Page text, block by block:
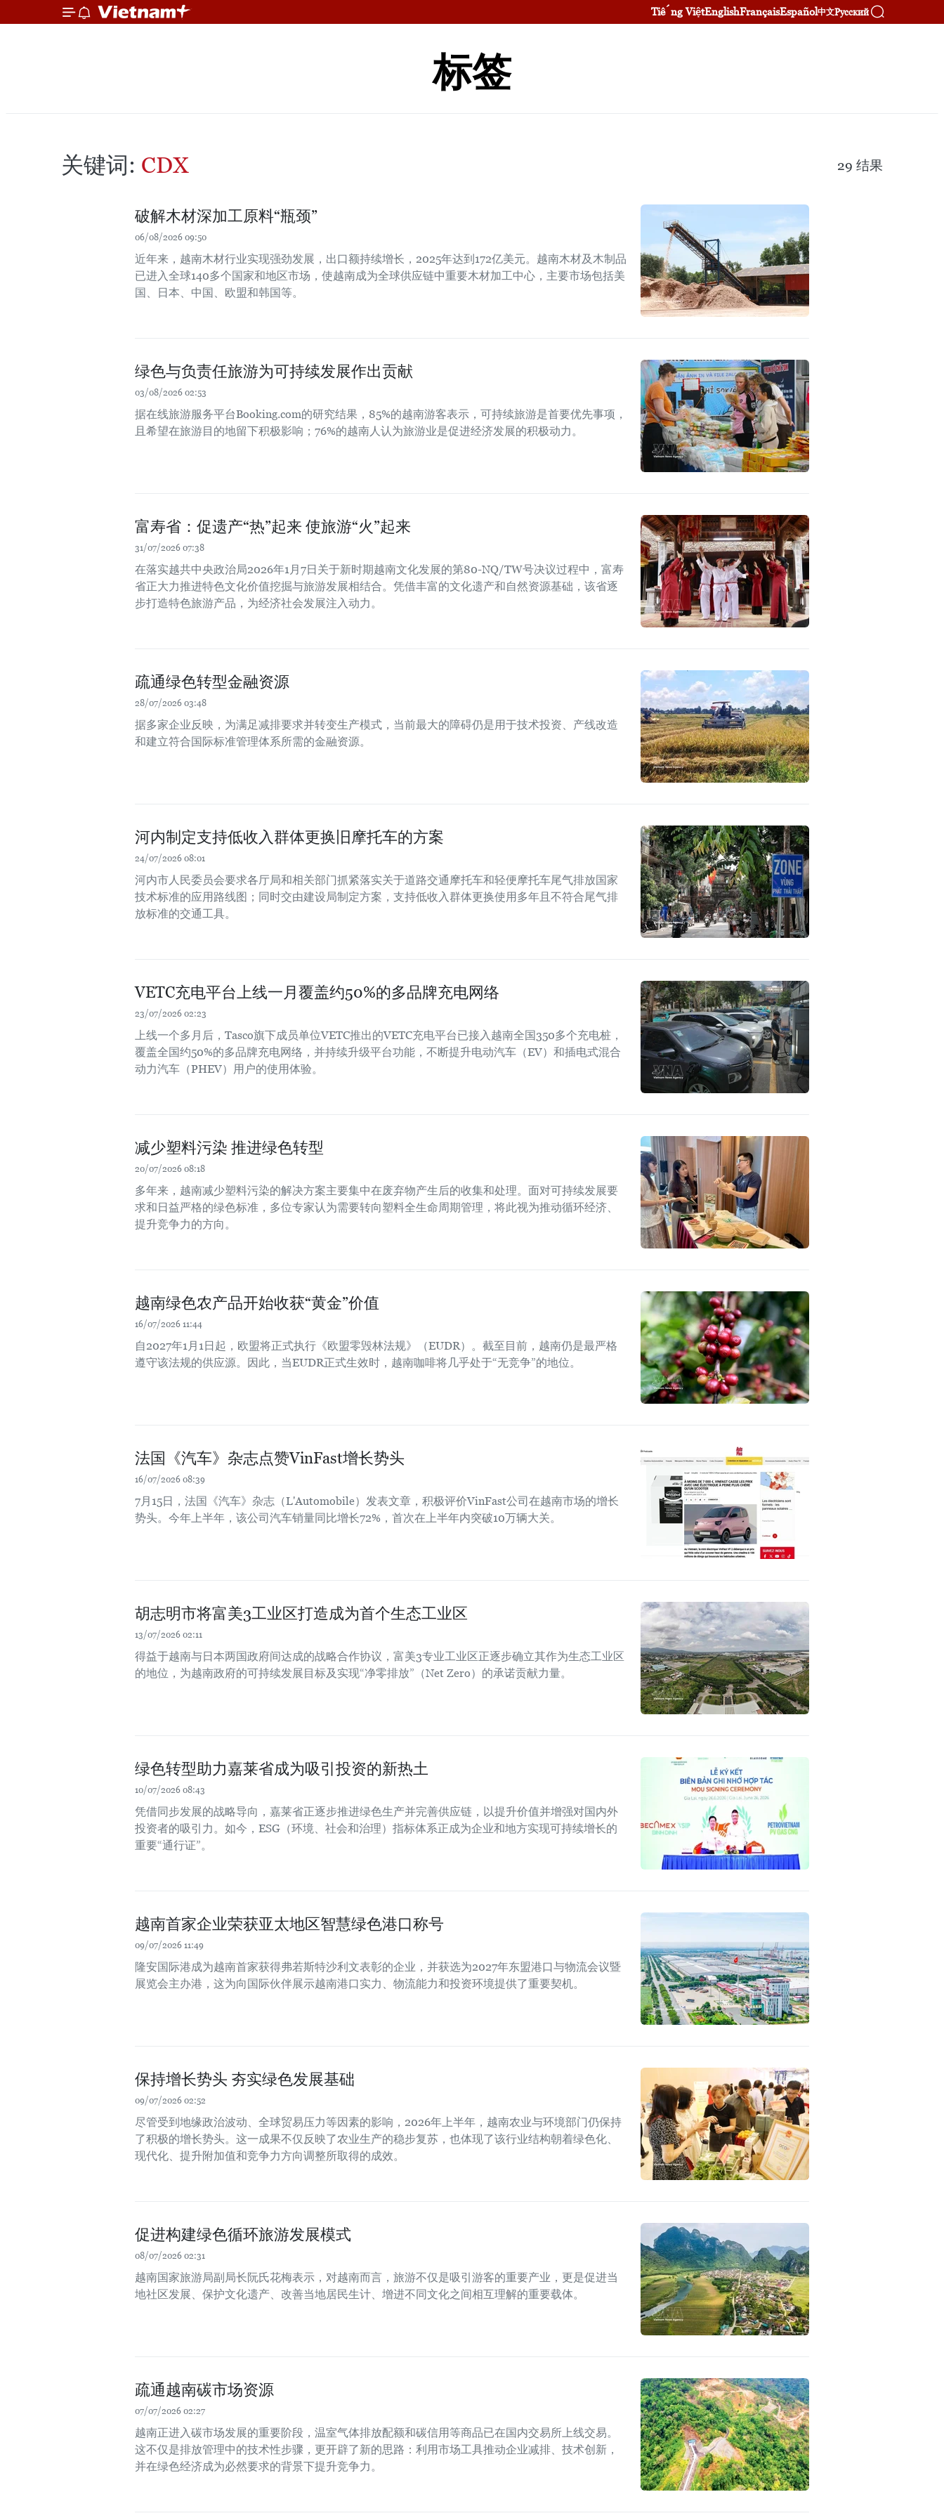
Tiếng ViệtEnglishFrançaisEspañol中文Русский
标签
关键词: CDX 29 结果
破解木材深加工原料“瓶颈”
06/08/2026 09:50
近年来，越南木材行业实现强劲发展，出口额持续增长，2025年达到172亿美元。越南木材及木制品
已进入全球140多个国家和地区市场，使越南成为全球供应链中重要木材加工中心，主要市场包括美
国、日本、中国、欧盟和韩国等。
绿色与负责任旅游为可持续发展作出贡献
03/08/2026 02:53
据在线旅游服务平台Booking.com的研究结果，85%的越南游客表示，可持续旅游是首要优先事项，
且希望在旅游目的地留下积极影响；76%的越南人认为旅游业是促进经济发展的积极动力。
富寿省：促遗产“热”起来 使旅游“火”起来
31/07/2026 07:38
在落实越共中央政治局2026年1月7日关于新时期越南文化发展的第80-NQ/TW号决议过程中，富寿
省正大力推进特色文化价值挖掘与旅游发展相结合。凭借丰富的文化遗产和自然资源基础，该省逐
步打造特色旅游产品，为经济社会发展注入动力。
疏通绿色转型金融资源
28/07/2026 03:48
据多家企业反映，为满足减排要求并转变生产模式，当前最大的障碍仍是用于技术投资、产线改造
和建立符合国际标准管理体系所需的金融资源。
河内制定支持低收入群体更换旧摩托车的方案
24/07/2026 08:01
河内市人民委员会要求各厅局和相关部门抓紧落实关于道路交通摩托车和轻便摩托车尾气排放国家
技术标准的应用路线图；同时交由建设局制定方案，支持低收入群体更换使用多年且不符合尾气排
放标准的交通工具。
VETC充电平台上线一月覆盖约50%的多品牌充电网络
23/07/2026 02:23
上线一个多月后，Tasco旗下成员单位VETC推出的VETC充电平台已接入越南全国350多个充电桩，
覆盖全国约50%的多品牌充电网络，并持续升级平台功能，不断提升电动汽车（EV）和插电式混合
动力汽车（PHEV）用户的使用体验。
减少塑料污染 推进绿色转型
20/07/2026 08:18
多年来，越南减少塑料污染的解决方案主要集中在废弃物产生后的收集和处理。面对可持续发展要
求和日益严格的绿色标准，多位专家认为需要转向塑料全生命周期管理，将此视为推动循环经济、
提升竞争力的方向。
越南绿色农产品开始收获“黄金”价值
16/07/2026 11:44
自2027年1月1日起，欧盟将正式执行《欧盟零毁林法规》（EUDR）。截至目前，越南仍是最严格
遵守该法规的供应源。因此，当EUDR正式生效时，越南咖啡将几乎处于“无竞争”的地位。
法国《汽车》杂志点赞VinFast增长势头
16/07/2026 08:39
7月15日，法国《汽车》杂志（L'Automobile）发表文章，积极评价VinFast公司在越南市场的增长
势头。今年上半年，该公司汽车销量同比增长72%，首次在上半年内突破10万辆大关。
胡志明市将富美3工业区打造成为首个生态工业区
13/07/2026 02:11
得益于越南与日本两国政府间达成的战略合作协议，富美3专业工业区正逐步确立其作为生态工业区
的地位，为越南政府的可持续发展目标及实现“净零排放”（Net Zero）的承诺贡献力量。
绿色转型助力嘉莱省成为吸引投资的新热土
10/07/2026 08:43
凭借同步发展的战略导向，嘉莱省正逐步推进绿色生产并完善供应链，以提升价值并增强对国内外
投资者的吸引力。如今，ESG（环境、社会和治理）指标体系正成为企业和地方实现可持续增长的
重要“通行证”。
越南首家企业荣获亚太地区智慧绿色港口称号
09/07/2026 11:49
隆安国际港成为越南首家获得弗若斯特沙利文表彰的企业，并获选为2027年东盟港口与物流会议暨
展览会主办港，这为向国际伙伴展示越南港口实力、物流能力和投资环境提供了重要契机。
保持增长势头 夯实绿色发展基础
09/07/2026 02:52
尽管受到地缘政治波动、全球贸易压力等因素的影响，2026年上半年，越南农业与环境部门仍保持
了积极的增长势头。这一成果不仅反映了农业生产的稳步复苏，也体现了该行业结构朝着绿色化、
现代化、提升附加值和竞争力方向调整所取得的成效。
促进构建绿色循环旅游发展模式
08/07/2026 02:31
越南国家旅游局副局长阮氏花梅表示，对越南而言，旅游不仅是吸引游客的重要产业，更是促进当
地社区发展、保护文化遗产、改善当地居民生计、增进不同文化之间相互理解的重要载体。
疏通越南碳市场资源
07/07/2026 02:27
越南正进入碳市场发展的重要阶段，温室气体排放配额和碳信用等商品已在国内交易所上线交易。
这不仅是排放管理中的技术性步骤，更开辟了新的思路：利用市场工具推动企业减排、技术创新，
并在绿色经济成为必然要求的背景下提升竞争力。